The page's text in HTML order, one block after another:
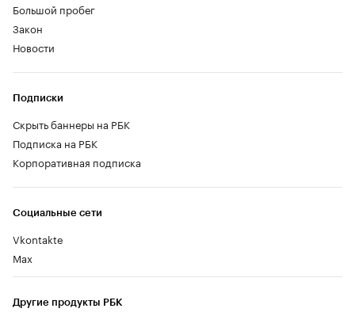
Большой пробег
Закон
Новости
Социальные сети
Vkontakte
Max
Другие продукты РБК
Подписки
Скрыть баннеры на РБК
Подписка на РБК
Корпоративная подписка